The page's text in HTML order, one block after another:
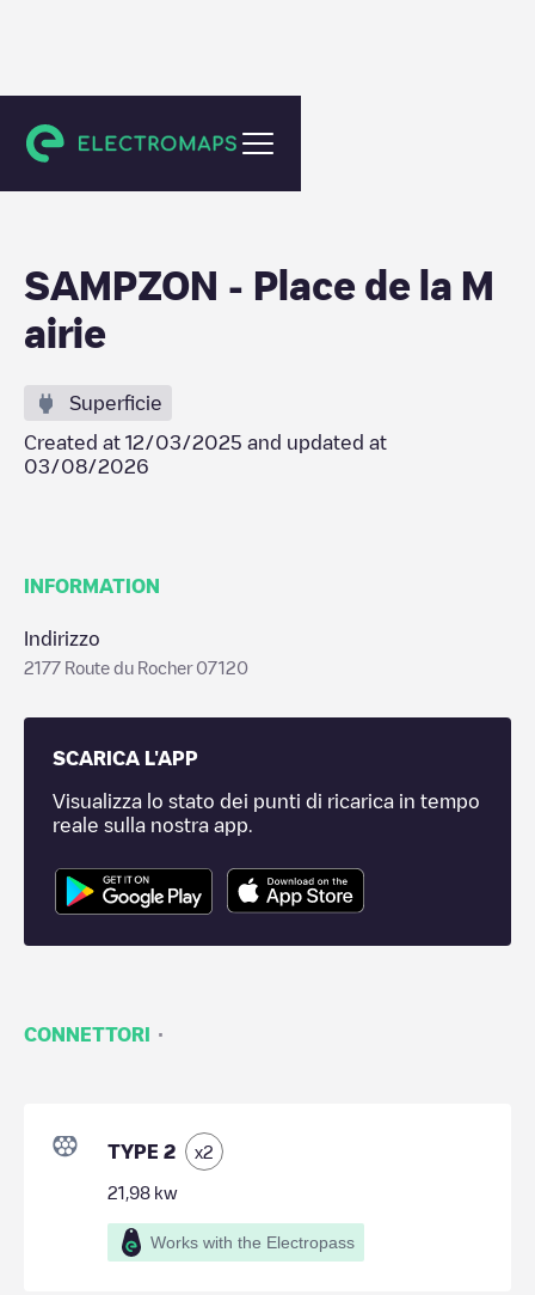
Sampzon
SAMPZON - Place de la M
airie
Superficie
Created at 12/03/2025 and updated at
03/08/2026
INFORMATION
Indirizzo
2177 Route du Rocher 07120
SCARICA L'APP
Visualizza lo stato dei punti di ricarica in tempo
reale sulla nostra app.
CONNETTORI ·
TYPE 2 x2
21,98 kw
Works with the Electropass